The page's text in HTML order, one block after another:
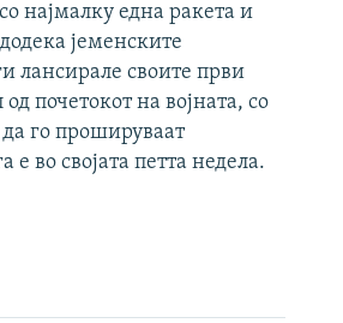
најмалку една ракета и
јеменските
лансирале своите први
почетокот на војната, со
го прошируваат
е во својата петта недела.